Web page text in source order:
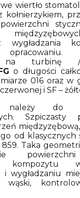
wiertło
kołnierzykiem,
wygładzania
na turbinę
FG o długości
016 oraz w
i SF –
do
Szpiczasty
od klasycznych
Taka
powierzchni
kompozytu
i wygładzaniu
wąski,